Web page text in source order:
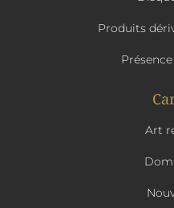
Produits
Art